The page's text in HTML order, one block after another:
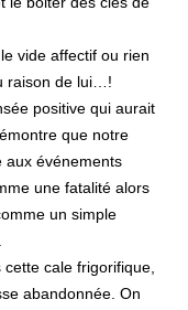
vide affectif ou rien
raison de lui…!
positive qui aurait
que notre
aux événements
une fatalité alors
un simple
cale frigorifique,
abandonnée. On